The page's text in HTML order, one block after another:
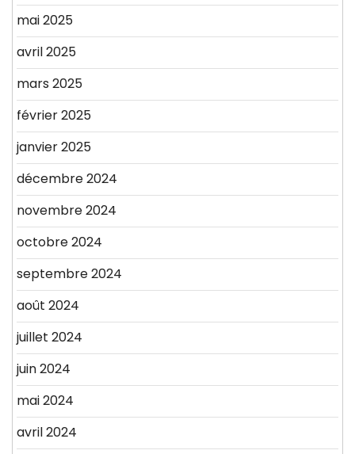
mai 2025
avril 2025
mars 2025
février 2025
janvier 2025
décembre 2024
novembre 2024
octobre 2024
septembre 2024
août 2024
juillet 2024
juin 2024
mai 2024
avril 2024